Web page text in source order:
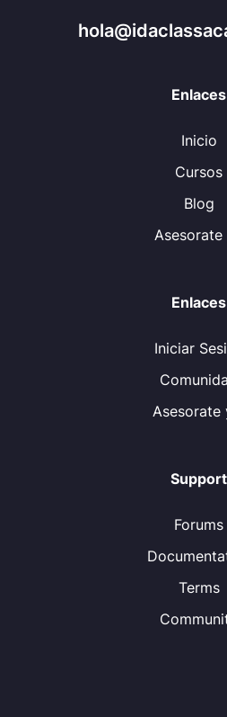
Enlaces
Inicio
Cursos
Blog
Asesorate
Enlaces
Iniciar
Asesorate
Support
Forums
Terms